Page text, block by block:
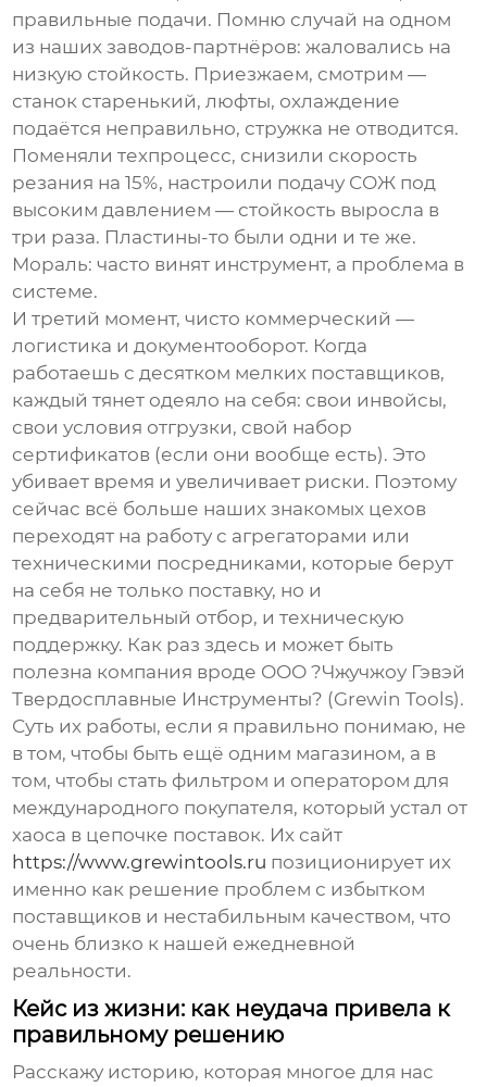
правильные подачи. Помню случай на одном
из наших заводов-партнёров: жаловались на
низкую стойкость. Приезжаем, смотрим —
станок старенький, люфты, охлаждение
подаётся неправильно, стружка не отводится.
Поменяли техпроцесс, снизили скорость
резания на 15%, настроили подачу СОЖ под
высоким давлением — стойкость выросла в
три раза. Пластины-то были одни и те же.
Мораль: часто винят инструмент, а проблема в
системе.
И третий момент, чисто коммерческий —
логистика и документооборот. Когда
работаешь с десятком мелких поставщиков,
каждый тянет одеяло на себя: свои инвойсы,
свои условия отгрузки, свой набор
сертификатов (если они вообще есть). Это
убивает время и увеличивает риски. Поэтому
сейчас всё больше наших знакомых цехов
переходят на работу с агрегаторами или
техническими посредниками, которые берут
на себя не только поставку, но и
предварительный отбор, и техническую
поддержку. Как раз здесь и может быть
полезна компания вроде ООО ?Чжучжоу Гэвэй
Твердосплавные Инструменты? (Grewin Tools).
Суть их работы, если я правильно понимаю, не
в том, чтобы быть ещё одним магазином, а в
том, чтобы стать фильтром и оператором для
международного покупателя, который устал от
хаоса в цепочке поставок. Их сайт
https://www.grewintools.ru позиционирует их
именно как решение проблем с избытком
поставщиков и нестабильным качеством, что
очень близко к нашей ежедневной
реальности.
Кейс из жизни: как неудача привела к
правильному решению
Расскажу историю, которая многое для нас